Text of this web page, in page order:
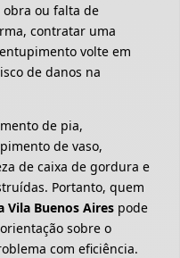
obra ou falta de
contratar uma
volte em
de danos na
de pia,
de vaso,
de caixa de gordura e
Portanto, quem
Vila Buenos Aires pode
sobre o
com eficiência.